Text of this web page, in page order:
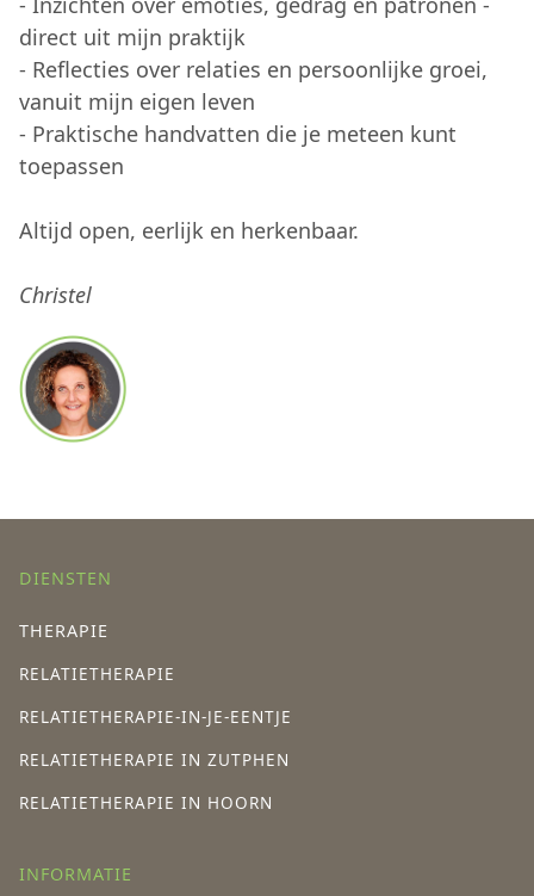
direct uit mijn praktijk
- Reflecties over relaties en persoonlijke groei,
vanuit mijn eigen leven
- Praktische handvatten die je meteen kunt
toepassen
Altijd open, eerlijk en herkenbaar.
Christel
DIENSTEN
THERAPIE
RELATIETHERAPIE
RELATIETHERAPIE-IN-JE-EENTJE
RELATIETHERAPIE IN ZUTPHEN
RELATIETHERAPIE IN HOORN
INFORMATIE